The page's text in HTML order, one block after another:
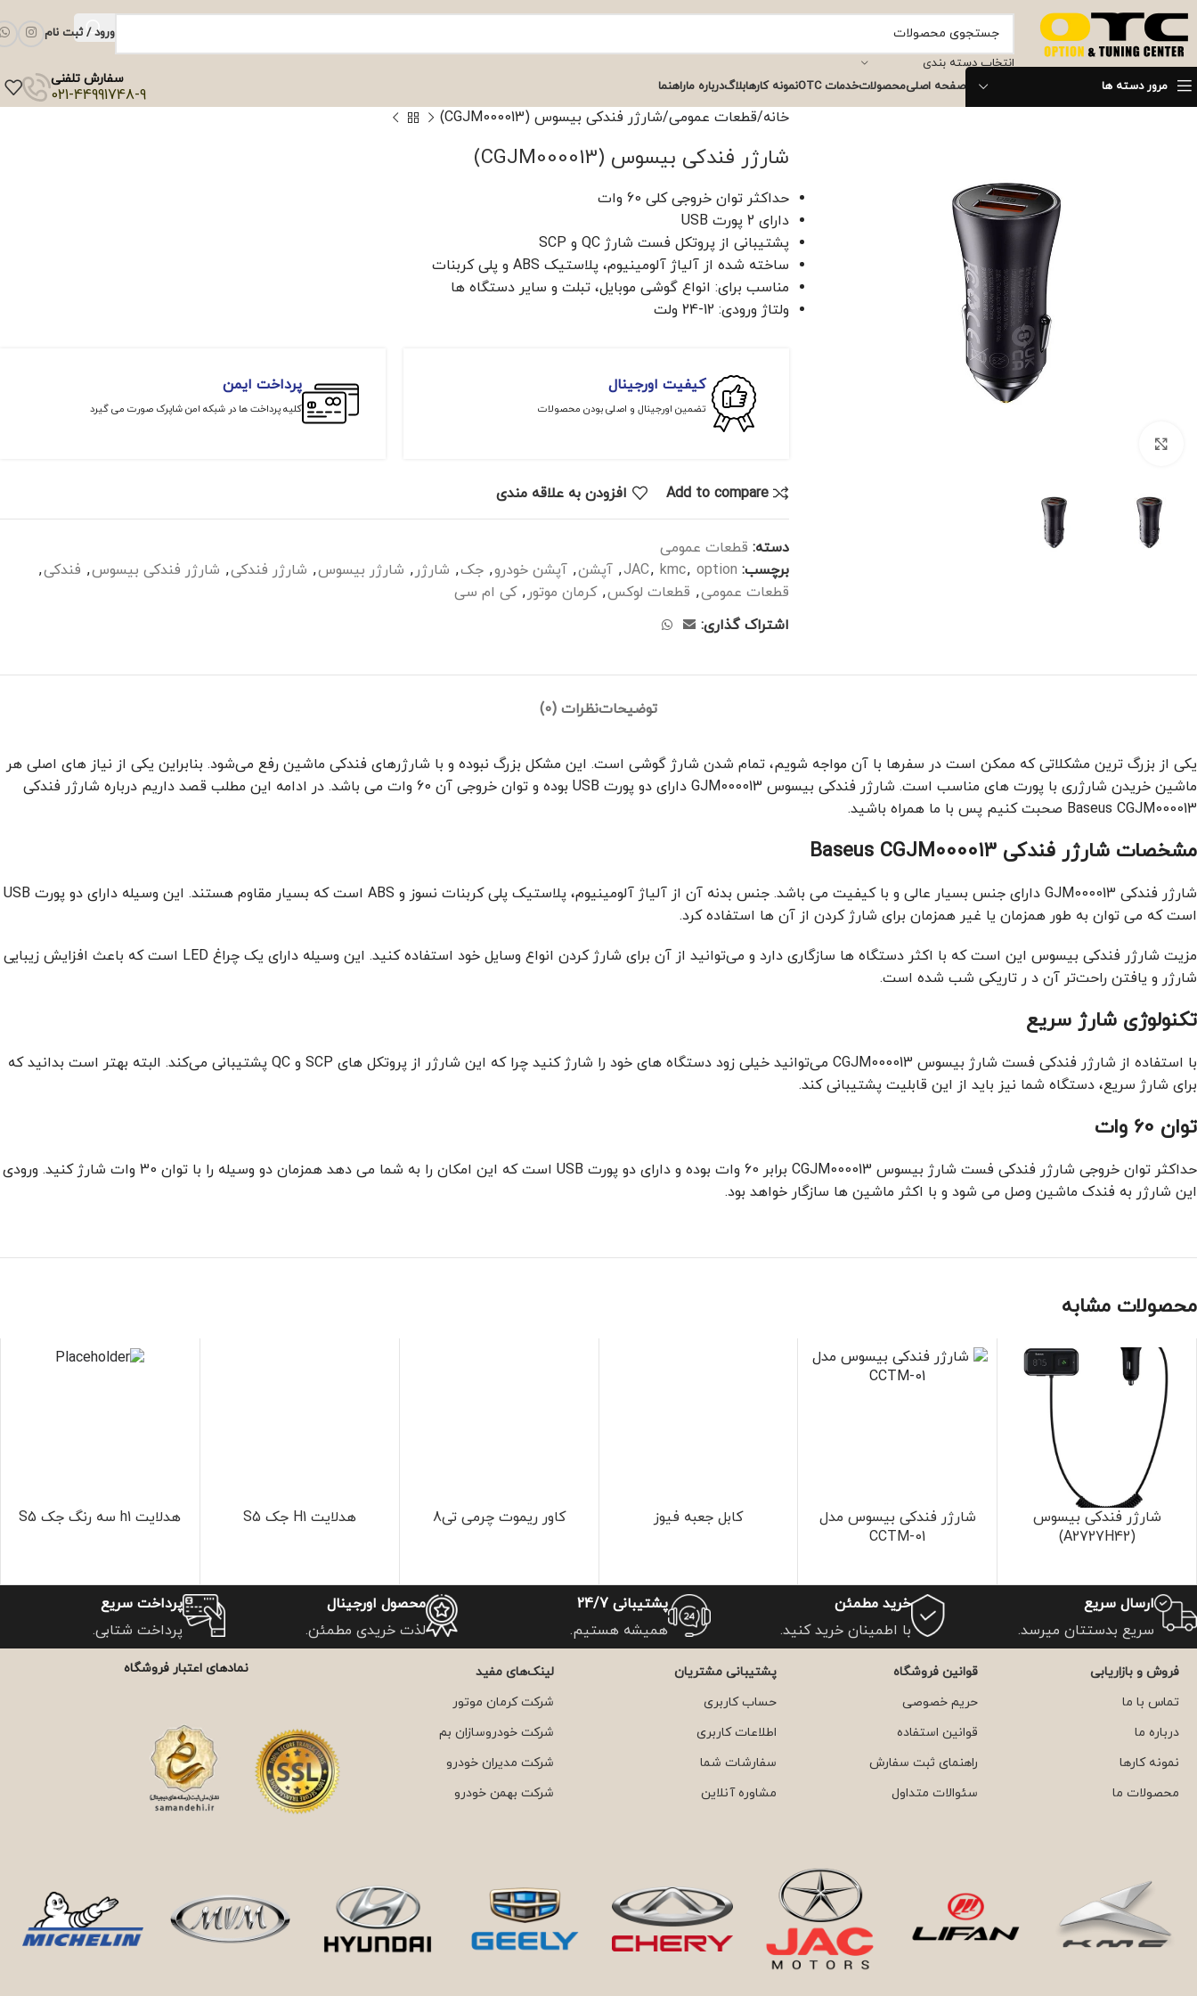
انتخاب دسته بندی
ورود / ثبت نام
مرور دسته ها صفحه اصلیمحصولاتخدمات OTC نمونه کارهابلاگدرباره ماراهنما سفارش تلفنی
021-44991748-9
خانه قطعات عمومی شارژر فندکی بیسوس (CGJM000013)
شارژر فندکی بیسوس (CGJM000013)
حداکثر توان خروجی کلی 60 وات
دارای 2 پورت USB
پشتیبانی از پروتکل‌ فست شارژ QC و SCP
ساخته شده از آلیاژ آلومینیوم، پلاستیک ABS و پلی کربنات
مناسب برای: انواع گوشی موبایل، تبلت و سایر دستگاه ها
ولتاژ ورودی: 12-24 ولت
کیفیت اورجینال
تضمین اورجینال و اصلی بودن محصولات
پرداخت ایمن
کلیه پرداخت ها در شبکه امن شاپرک صورت می گیرد
Add to compare افزودن به علاقه مندی
دسته: قطعات عمومی
برچسب:
JAC, kmc, option
, آپشن, آپشن خودرو, جک, شارژر , شارژر بیسوس, شارژر فندکی, شارژر فندکی بیسوس, فندکی,
قطعات عمومی, قطعات لوکس, کرمان موتور , کی ام سی
اشتراک گذاری:
توضیحاتنظرات (0)
یکی از بزرگ ترین مشکلاتی که ممکن است در سفرها با آن مواجه شویم، تمام شدن شارژ گوشی است. این مشکل بزرگ نبوده و با شارژرهای فندکی ماشین رفع می‌شود. بنابراین یکی از نیاز های اصلی هر
ماشین خریدن شارژری با پورت های مناسب است. شارژر فندکی بیسوس GJM000013 دارای دو پورت USB بوده و توان خروجی آن 60 وات می باشد. در ادامه این مطلب قصد داریم درباره شارژر فندکی
Baseus CGJM000013 صحبت کنیم پس با ما همراه باشید.
مشخصات شارژر فندکی Baseus CGJM000013
شارژر فندکی GJM000013 دارای جنس بسیار عالی و با کیفیت می باشد. جنس بدنه آن از آلیاژ آلومینیوم، پلاستیک پلی کربنات نسوز و ABS است که بسیار مقاوم هستند. این وسیله دارای دو پورت USB
است که می توان به طور همزمان یا غیر همزمان برای شارژ کردن از آن ها استفاده کرد.
مزیت شارژر فندکی بیسوس این است که با اکثر دستگاه ها سازگاری دارد و می‌توانید از آن برای شارژ کردن انواع وسایل خود استفاده کنید. این وسیله دارای یک چراغ LED است که باعث افزایش زیبایی
شارژر و یافتن راحت‌تر آن د ر تاریکی شب شده است.
تکنولوژی شارژ سریع
با استفاده از شارژر فندکی فست شارژ بیسوس CGJM000013 می‌توانید خیلی زود دستگاه های خود را شارژ کنید چرا که این شارژر از پروتکل های SCP و QC پشتیبانی می‌کند. البته بهتر است بدانید که
برای شارژ سریع، دستگاه شما نیز باید از این قابلیت پشتیبانی کند.
توان 60 وات
حداکثر توان خروجی شارژر فندکی فست شارژ بیسوس CGJM000013 برابر 60 وات بوده و دارای دو پورت USB است که این امکان را به شما می دهد همزمان دو وسیله را با توان 30 وات شارژ کنید. ورودی
این شارژر به فندک ماشین وصل می شود و با اکثر ماشین ها سازگار خواهد بود.
محصولات مشابه
شارژر فندکی بیسوس
(A2727H42)
شارژر فندکی بیسوس مدل
CCTM-01
کابل جعبه فیوز کاور ریموت چرمی تی8 هدلایت H1 جک S5 هدلایت h1 سه رنگ جک S5
ارسال سریع
سریع بدستتان میرسد.
خرید مطمئن
با اطمینان خرید کنید.
پشتیبانی 24/7
همیشه هستیم.
محصول اورجینال
لذت خریدی مطمئن.
پرداخت سریع
پرداخت شتابی.
فروش و بازاریابی
تماس با ما
درباره ما
نمونه کارها
محصولات ما
قوانین فروشگاه
حریم خصوصی
قوانین استفاده
راهنمای ثبت سفارش
سئوالات متداول
پشتیبانی مشتریان
حساب کاربری
اطلاعات کاربری
سفارشات شما
مشاوره آنلاین
لینک‌های مفید
شرکت کرمان موتور
شرکت خودروسازان بم
شرکت مدیران خودرو
شرکت بهمن خودرو
نمادهای اعتبار فروشگاه